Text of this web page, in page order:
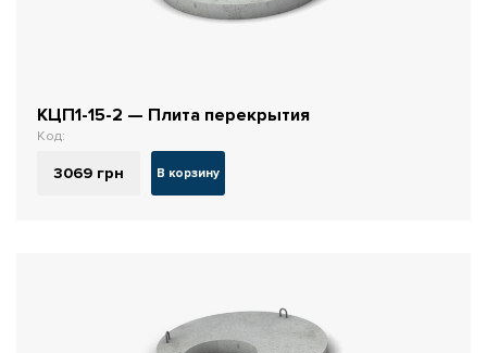
КЦП1-15-2 — Плита перекрытия
Код:
3069 грн В корзину